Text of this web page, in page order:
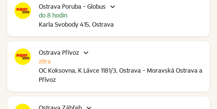
Ostrava Poruba - Globus
Karla Svobody 415, Ostrava
do 8 hodin
Ostrava Přívoz
OC Koksovna, K Lávce 1181/3, Ostrava - Moravská Ostrava a
Přívoz
zítra